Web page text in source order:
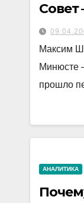
Совет
Максим
Минюсте
прошло
АНАЛИТИКА